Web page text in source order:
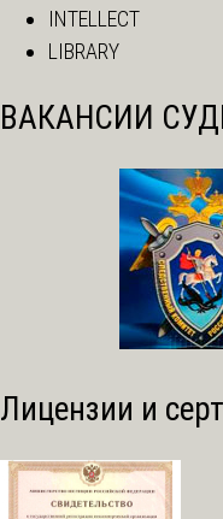
INTELLECT
LIBRARY
ВАКАНСИИ
Лицензии и